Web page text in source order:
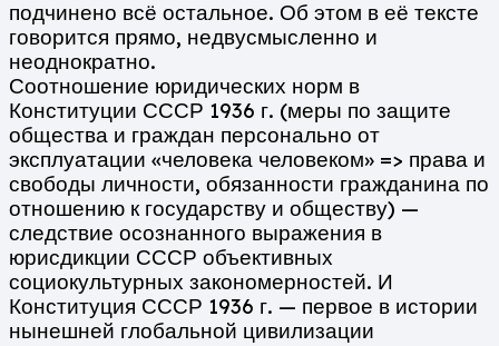
подчинено всё остальное. Об этом в её тексте
говорится прямо, недвусмысленно и
неоднократно.
Соотношение юридических норм в
Конституции СССР 1936 г. (меры по защите
общества и граждан персонально от
эксплуатации «человека человеком» => права и
свободы личности, обязанности гражданина по
отношению к государству и обществу) —
следствие осознанного выражения в
юрисдикции СССР объективных
социокультурных закономерностей. И
Конституция СССР 1936 г. — первое в истории
нынешней глобальной цивилизации